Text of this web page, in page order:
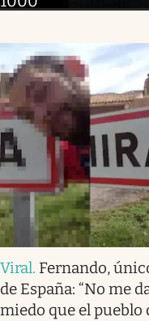
Viral. Fernando,
de España: “No me
miedo que el pueblo